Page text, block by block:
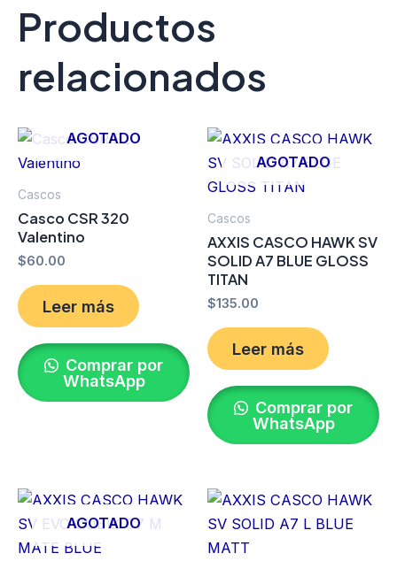
Productos
relacionados
AGOTADO
Cascos
Casco CSR 320
Valentino
$60.00
Leer más
Comprar por
WhatsApp
AGOTADO
Cascos
AXXIS CASCO HAWK SV
SOLID A7 BLUE GLOSS
TITAN
$135.00
Leer más
Comprar por
WhatsApp
AGOTADO